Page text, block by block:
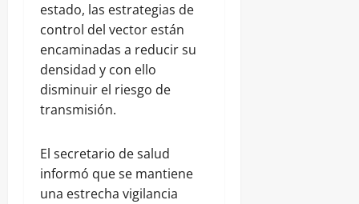
estado, las estrategias de
control del vector están
encaminadas a reducir su
densidad y con ello
disminuir el riesgo de
transmisión.
El secretario de salud
informó que se mantiene
una estrecha vigilancia